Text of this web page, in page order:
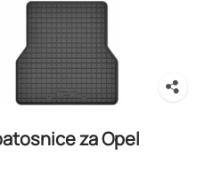
za Opel